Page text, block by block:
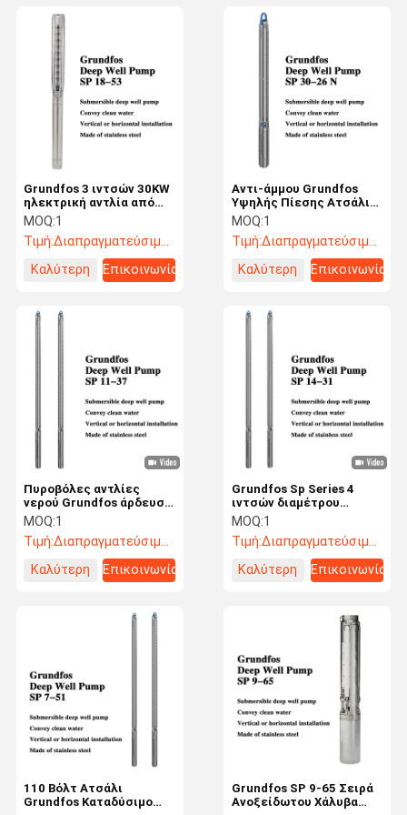
Προϊόντα
Αντι-άμμου Grundfos
Υψηλής Πίεσης Ατσάλι
Ατσάλι Submersible
Βρύση Βαθιά πηγή αντλία
νερού
MOQ:1
Τιμή:Διαπραγματεύσιμος
Καλύτερη
Επικοινωνία
Grundfos 3 ιντσών 30KW
ηλεκτρική αντλία από
ανοξείδωτο χάλυβα
βαθιά πηγή για την
άρδευση ορυχείων
MOQ:1
Τιμή:Διαπραγματεύσιμος
Καλύτερη
Επικοινωνία
Grundfos Sp Series 4
ιντσών διαμέτρου
αντλίες νερού
υποβρύχιων
γεωτρήσεων
MOQ:1
Τιμή:Διαπραγματεύσιμος
Καλύτερη
Επικοινωνία
Πυροβόλες αντλίες
νερού Grundfos άρδευση
πόσιμο νερό Χρήση
βαθιάς πηγής Πυροβόλες
αντλίες νερού από
MOQ:1
Τιμή:Διαπραγματεύσιμος
Καλύτερη
Επικοινωνία
Grundfos SP 9-65 Σειρά
Ανοξείδωτου Χάλυβα
110 Βόλτ Ατσάλι
Grundfos Καταδύσιμο